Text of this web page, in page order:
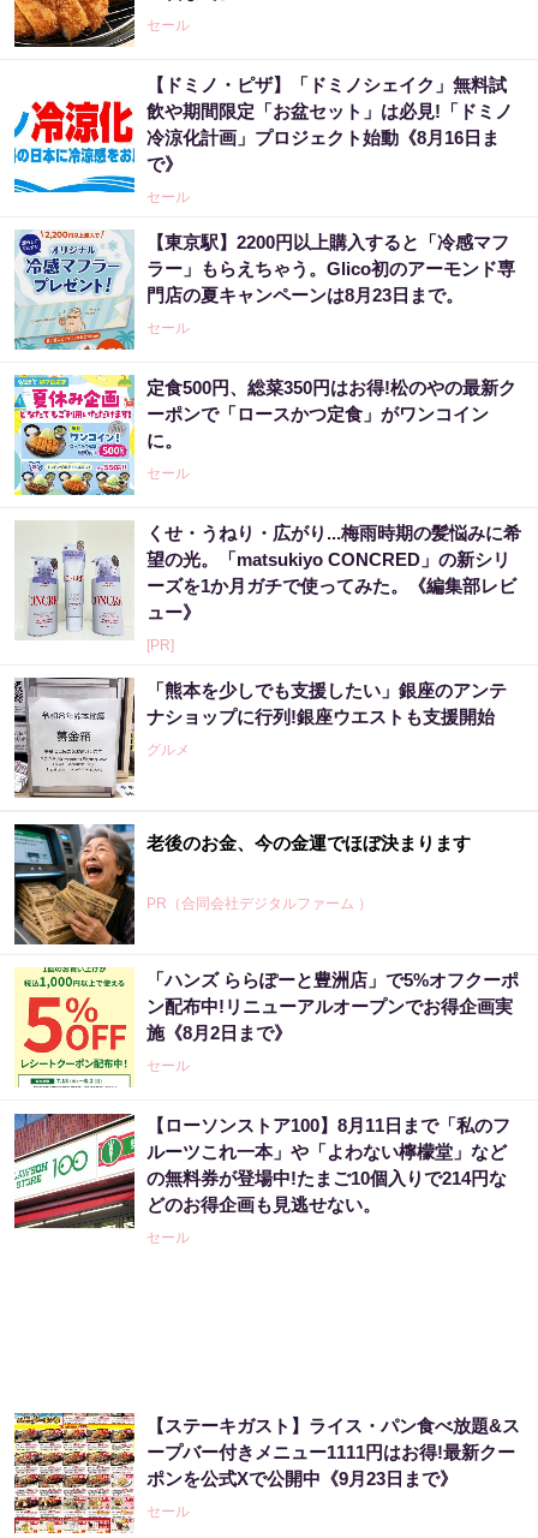
セール
【ドミノ・ピザ】「ドミノシェイク」無料試
飲や期間限定「お盆セット」は必見!「ドミノ
冷涼化計画」プロジェクト始動《8月16日ま
で》
セール
【東京駅】2200円以上購入すると「冷感マフ
ラー」もらえちゃう。Glico初のアーモンド専
門店の夏キャンペーンは8月23日まで。
セール
定食500円、総菜350円はお得!松のやの最新ク
ーポンで「ロースかつ定食」がワンコイン
に。
セール
くせ・うねり・広がり...梅雨時期の髪悩みに希
望の光。「matsukiyo CONCRED」の新シリ
ーズを1か月ガチで使ってみた。《編集部レビ
ュー》
[PR]
「熊本を少しでも支援したい」銀座のアンテ
ナショップに行列!銀座ウエストも支援開始
グルメ
老後のお金、今の金運でほぼ決まります
PR（合同会社デジタルファーム ）
「〇〇した後に必ず宝くじを買いなさい」貧
乏が億万長者に
PR（合同会社デジタルファーム ）
あなたの金運はどう？宝くじに縁がある時、
金運はこう変わる
PR（合同会社デジタルファーム ）
「これから株価はこうやって動いていく」世
界的活躍を見せた天才が暴露
PR（Acoco.）
「ハンズ ららぽーと豊洲店」で5%オフクーポ
ン配布中!リニューアルオープンでお得企画実
施《8月2日まで》
セール
【ローソンストア100】8月11日まで「私のフ
ルーツこれ一本」や「よわない檸檬堂」など
の無料券が登場中!たまご10個入りで214円な
どのお得企画も見逃せない。
セール
【ステーキガスト】ライス・パン食べ放題&ス
ープバー付きメニュー1111円はお得!最新クー
ポンを公式Xで公開中《9月23日まで》
セール